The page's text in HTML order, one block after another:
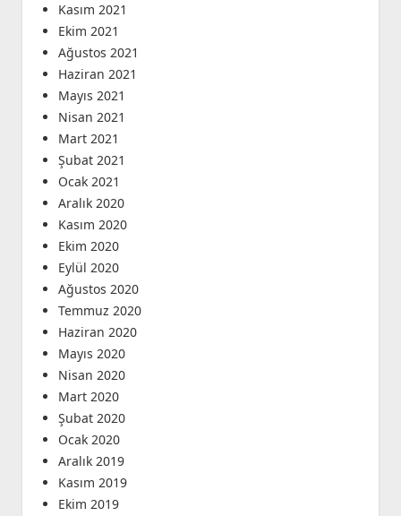
Kasım 2021
Ekim 2021
Ağustos 2021
Haziran 2021
Mayıs 2021
Nisan 2021
Mart 2021
Şubat 2021
Ocak 2021
Aralık 2020
Kasım 2020
Ekim 2020
Eylül 2020
Ağustos 2020
Temmuz 2020
Haziran 2020
Mayıs 2020
Nisan 2020
Mart 2020
Şubat 2020
Ocak 2020
Aralık 2019
Kasım 2019
Ekim 2019